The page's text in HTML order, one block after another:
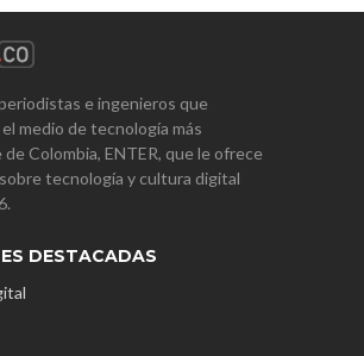
e ingenieros que
medio de tecnología más
Colombia, ENTER, que le ofrece
tecnología y cultura digital
DESTACADAS